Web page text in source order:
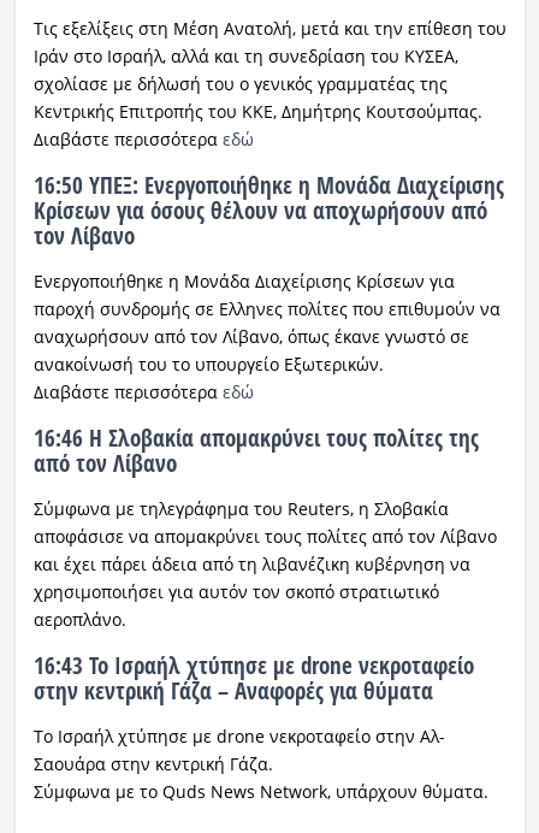
Τις εξελίξεις στη Μέση Ανατολή, μετά και την επίθεση του
Ιράν στο Ισραήλ, αλλά και τη συνεδρίαση του ΚΥΣΕΑ,
σχολίασε με δήλωσή του ο γενικός γραμματέας της
Κεντρικής Επιτροπής του ΚΚΕ, Δημήτρης Κουτσούμπας.
Διαβάστε περισσότερα εδώ
16:50 ΥΠΕΞ: Ενεργοποιήθηκε η Μονάδα Διαχείρισης
Κρίσεων για όσους θέλουν να αποχωρήσουν από
τον Λίβανο
Ενεργοποιήθηκε η Μονάδα Διαχείρισης Κρίσεων για
παροχή συνδρομής σε Ελληνες πολίτες που επιθυμούν να
αναχωρήσουν από τον Λίβανο, όπως έκανε γνωστό σε
ανακοίνωσή του το υπουργείο Εξωτερικών.
Διαβάστε περισσότερα εδώ
16:46 Η Σλοβακία απομακρύνει τους πολίτες της
από τον Λίβανο
Σύμφωνα με τηλεγράφημα του Reuters, η Σλοβακία
αποφάσισε να απομακρύνει τους πολίτες από τον Λίβανο
και έχει πάρει άδεια από τη λιβανέζικη κυβέρνηση να
χρησιμοποιήσει για αυτόν τον σκοπό στρατιωτικό
αεροπλάνο.
16:43 Το Ισραήλ χτύπησε με drone νεκροταφείο
στην κεντρική Γάζα – Αναφορές για θύματα
Το Ισραήλ χτύπησε με drone νεκροταφείο στην Αλ-
Σαουάρα στην κεντρική Γάζα.
Σύμφωνα με το Quds News Network, υπάρχουν θύματα.